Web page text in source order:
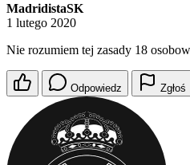
MadridistaSK
1 lutego 2020
Nie rozumiem tej zasady 18
Odpowiedz Zgłoś